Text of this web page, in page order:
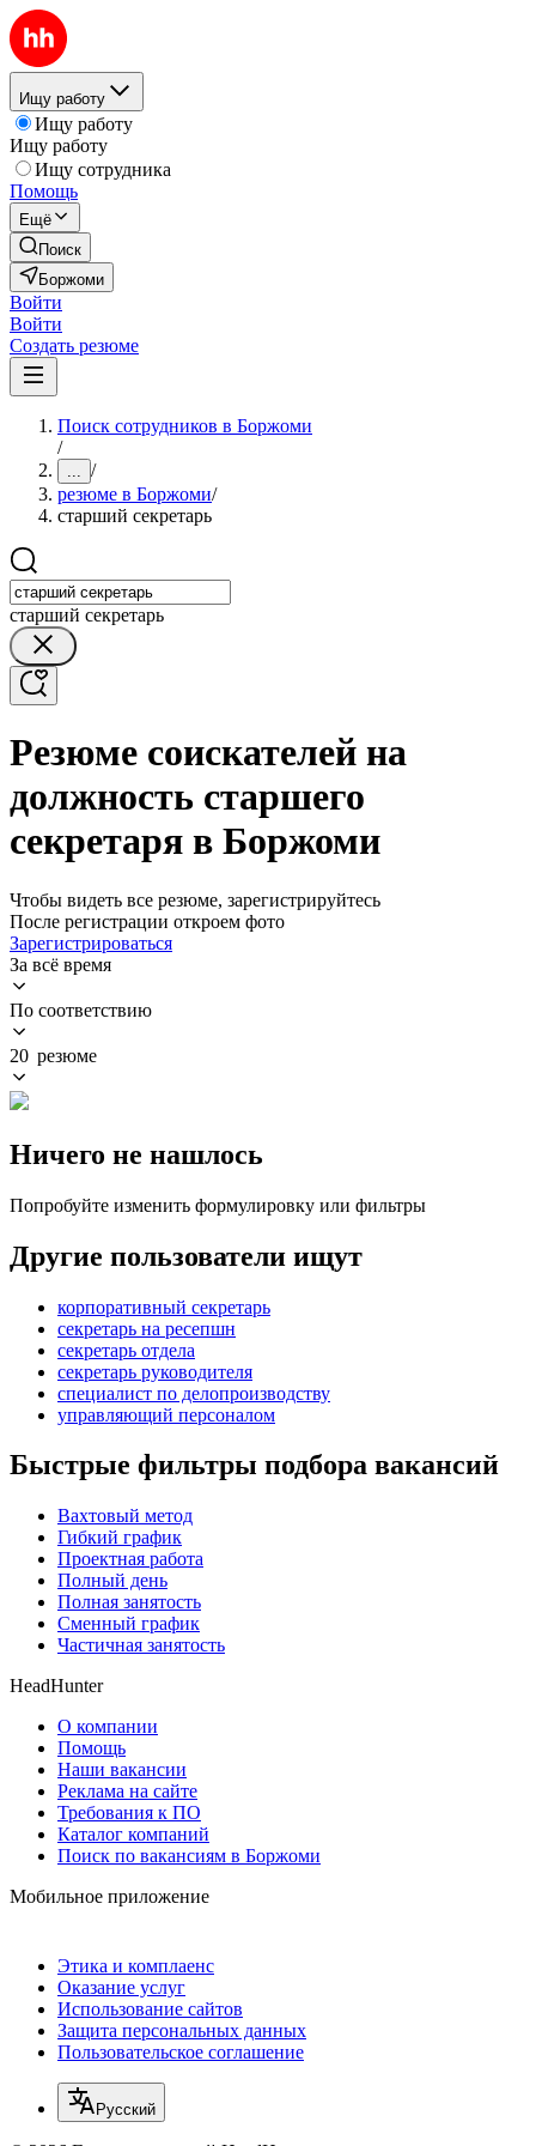
Ищу работу
Ищу работу
Ищу работу
Ищу сотрудника
Помощь
Ещё
Поиск
Боржоми
Войти
Войти
Создать резюме
Поиск сотрудников в Боржоми
/
... /
резюме в Боржоми/
старший секретарь
старший секретарь
Резюме соискателей на
должность старшего
секретаря в Боржоми
Чтобы видеть все резюме, зарегистрируйтесь
После регистрации откроем фото
Зарегистрироваться
За всё время
По соответствию
20 резюме
Ничего не нашлось
Попробуйте изменить формулировку или фильтры
Другие пользователи ищут
корпоративный секретарь
секретарь на ресепшн
секретарь отдела
секретарь руководителя
специалист по делопроизводству
управляющий персоналом
Быстрые фильтры подбора вакансий
Вахтовый метод
Гибкий график
Проектная работа
Полный день
Полная занятость
Сменный график
Частичная занятость
HeadHunter
О компании
Помощь
Наши вакансии
Реклама на сайте
Требования к ПО
Каталог компаний
Поиск по вакансиям в Боржоми
Мобильное приложение
Этика и комплаенс
Оказание услуг
Использование сайтов
Защита персональных данных
Пользовательское соглашение
Русский